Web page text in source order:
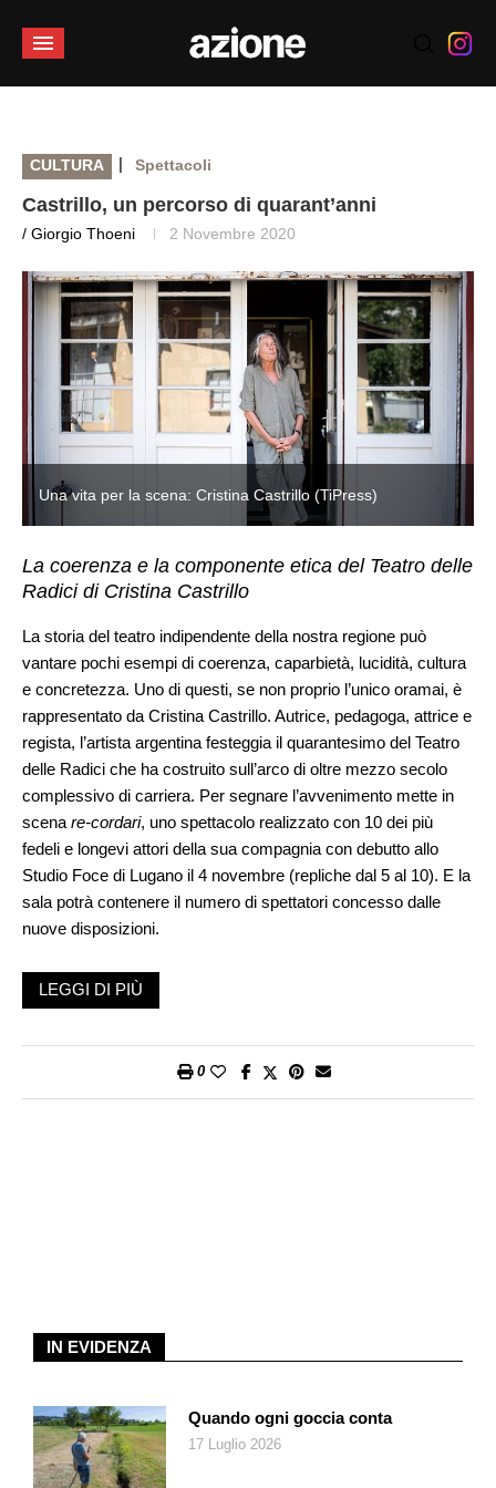
CULTURA | Spettacoli
Castrillo, un percorso di quarant’anni
/ Giorgio Thoeni 2 Novembre 2020
Una vita per la scena: Cristina Castrillo (TiPress)
La coerenza e la componente etica del Teatro delle
Radici di Cristina Castrillo
La storia del teatro indipendente della nostra regione può
vantare pochi esempi di coerenza, caparbietà, lucidità, cultura
e concretezza. Uno di questi, se non proprio l’unico oramai, è
rappresentato da Cristina Castrillo. Autrice, pedagoga, attrice e
regista, l’artista argentina festeggia il quarantesimo del Teatro
delle Radici che ha costruito sull’arco di oltre mezzo secolo
complessivo di carriera. Per segnare l’avvenimento mette in
scena re-cordari, uno spettacolo realizzato con 10 dei più
fedeli e longevi attori della sua compagnia con debutto allo
Studio Foce di Lugano il 4 novembre (repliche dal 5 al 10). E la
sala potrà contenere il numero di spettatori concesso dalle
nuove disposizioni.
Il lavoro è stato provato fra mille difficoltà, senza dimenticare le
dolorose battute d’arresto che hanno segnato e compromesso
dover chiudere di colpo baracca e burattini (ci si conceda il
non l’ho mai vissuta come un peso o una mancanza, ma
come qualcosa di molto vivo, di molto presente, come una
di un altrove che so che non sarà come vorrei, che non c’è o
che è difficile da costruire. Perché il mondo non va in quella
direzione.
LEGGI DI PIÙ
0
IN EVIDENZA
Quando ogni goccia conta
17 Luglio 2026